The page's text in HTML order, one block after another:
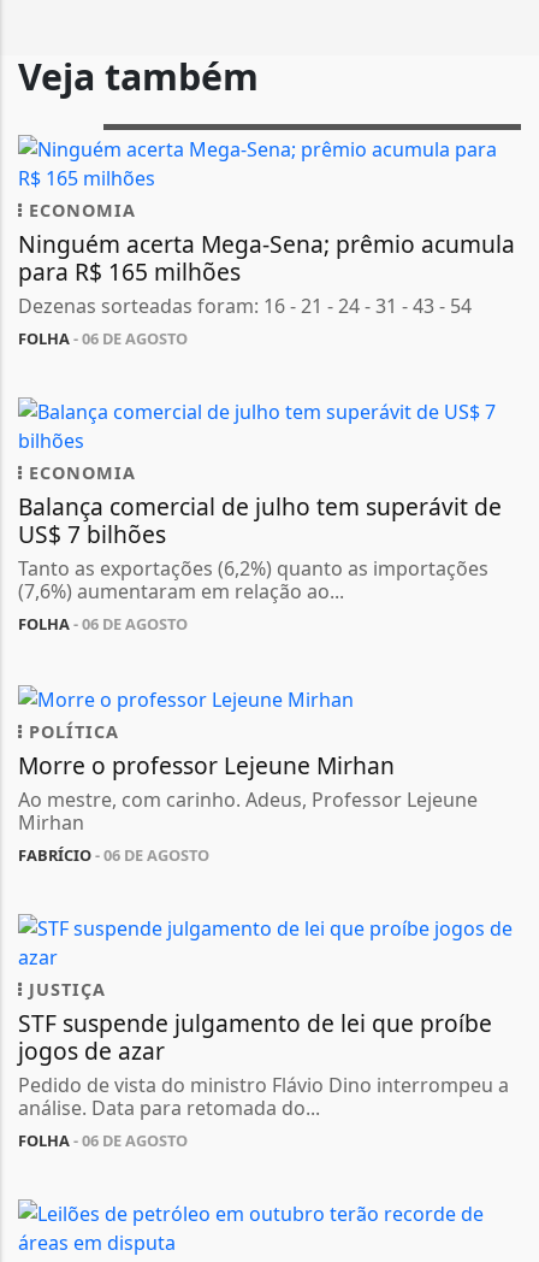
Veja também
ECONOMIA
Ninguém acerta Mega-Sena; prêmio acumula
para R$ 165 milhões
Dezenas sorteadas foram: 16 - 21 - 24 - 31 - 43 - 54
FOLHA- 06 DE AGOSTO
ECONOMIA
Balança comercial de julho tem superávit de
US$ 7 bilhões
Tanto as exportações (6,2%) quanto as importações
(7,6%) aumentaram em relação ao...
FOLHA- 06 DE AGOSTO
POLÍTICA
Morre o professor Lejeune Mirhan
Ao mestre, com carinho. Adeus, Professor Lejeune
Mirhan
FABRÍCIO- 06 DE AGOSTO
JUSTIÇA
STF suspende julgamento de lei que proíbe
jogos de azar
Pedido de vista do ministro Flávio Dino interrompeu a
análise. Data para retomada do...
FOLHA- 06 DE AGOSTO